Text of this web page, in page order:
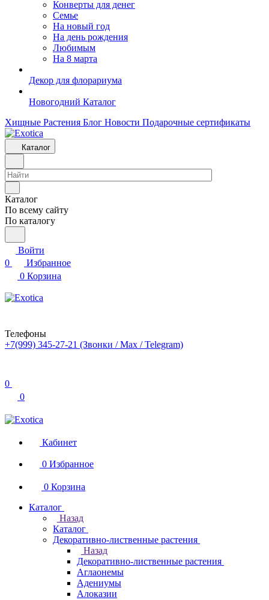
Конверты для денег
Семье
На новый год
На день рождения
Любимым
На 8 марта
Декор для флорариума
Новогодний Каталог
Хищные Растения Блог Новости Подарочные сертификаты
Каталог
Каталог
По всему сайту
По каталогу
Войти
0
Избранное
0 Корзина
Телефоны
+7(999) 345-27-21 (Звонки / Max / Telegram)
0
0
Кабинет
0 Избранное
0 Корзина
Каталог
Назад
Каталог
Декоративно-лиственные растения
Назад
Декоративно-лиственные растения
Аглаонемы
Адениумы
Алоказии